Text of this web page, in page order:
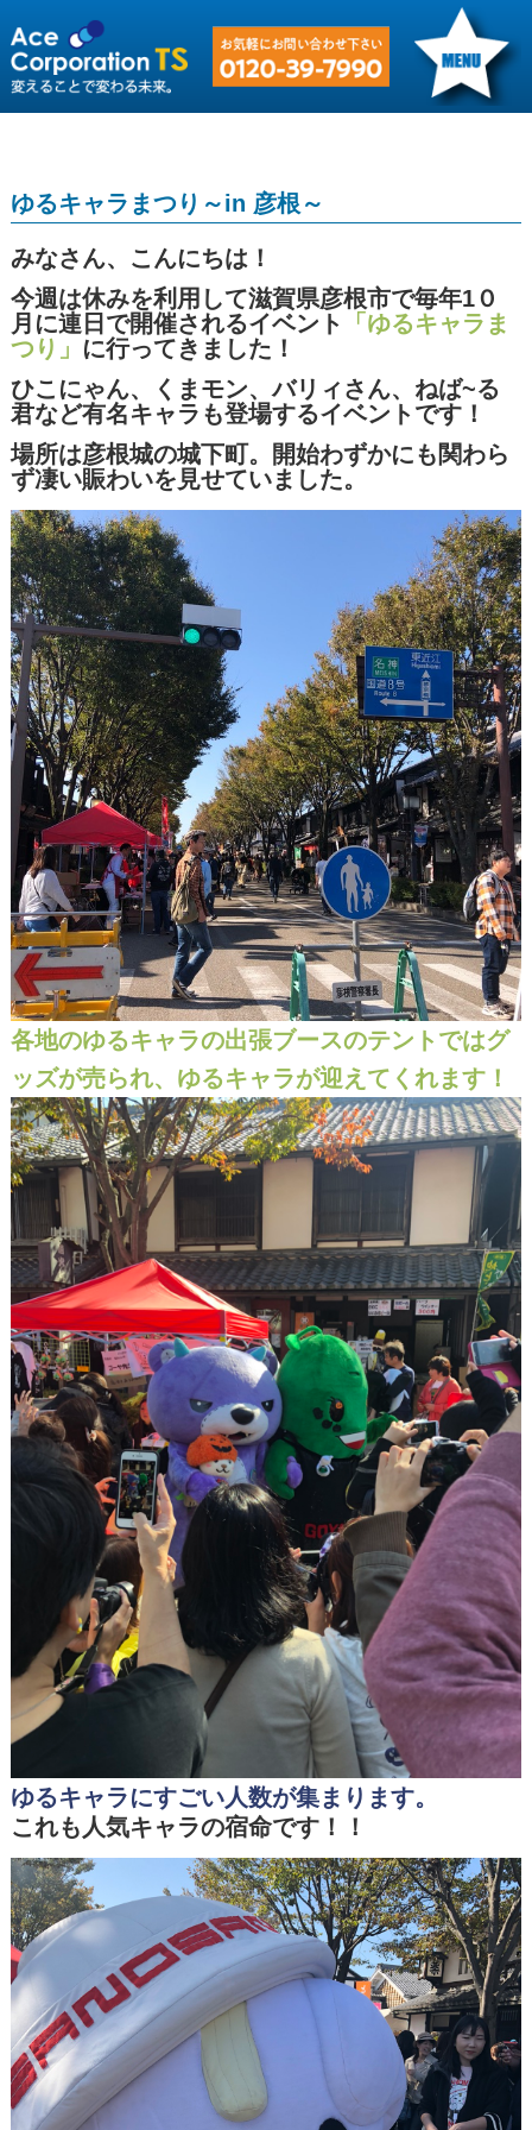
ゆるキャラまつり～in 彦根～
みなさん、こんにちは！
今週は休みを利用して滋賀県彦根市で毎年1０
月に連日で開催されるイベント
「ゆるキャラま
つり」 に行ってきました！
ひこにゃん、くまモン、バリィさん、ねば~る
君など有名キャラも登場するイベントです！
場所は彦根城の城下町。開始わずかにも関わら
ず凄い賑わいを見せていました。
各地のゆるキャラの出張ブースのテントではグ
ッズが売られ、ゆるキャラが迎えてくれます！
ゆるキャラにすごい人数が集まります。
これも人気キャラの宿命です！！